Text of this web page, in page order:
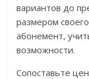
вариантов до
размером
абонемент,
возможности.
Сопоставьте